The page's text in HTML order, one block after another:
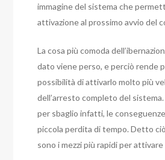
immagine del sistema che
attivazione al prossimo avvio del
La cosa più comoda
dato viene perso, e perciò rende
possibilità di attivarlo molto più
dell’arresto completo del
per sbaglio infatti, le
piccola perdita di tempo. Detto
sono i mezzi più rapidi per attivare